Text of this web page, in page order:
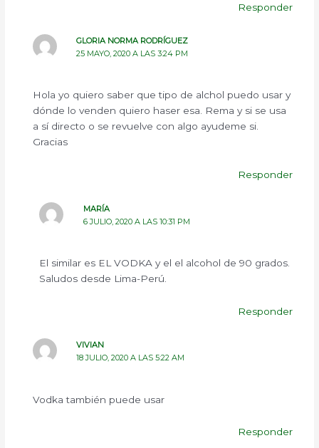
Responder
GLORIA NORMA RODRÍGUEZ
25 MAYO, 2020 A LAS 3:24 PM
Hola yo quiero saber que tipo de alchol puedo usar y
dónde lo venden quiero haser esa. Rema y si se usa
a sí directo o se revuelve con algo ayudeme si.
Gracias
Responder
MARÍA
6 JULIO, 2020 A LAS 10:31 PM
El similar es EL VODKA y el el alcohol de 90 grados.
Saludos desde Lima-Perú.
Responder
VIVIAN
18 JULIO, 2020 A LAS 5:22 AM
Vodka también puede usar
Responder